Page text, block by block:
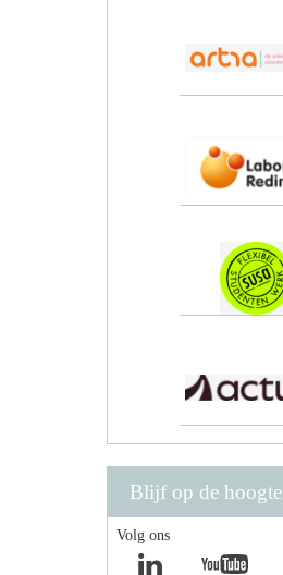
Blijf op de hoogte
Volg ons